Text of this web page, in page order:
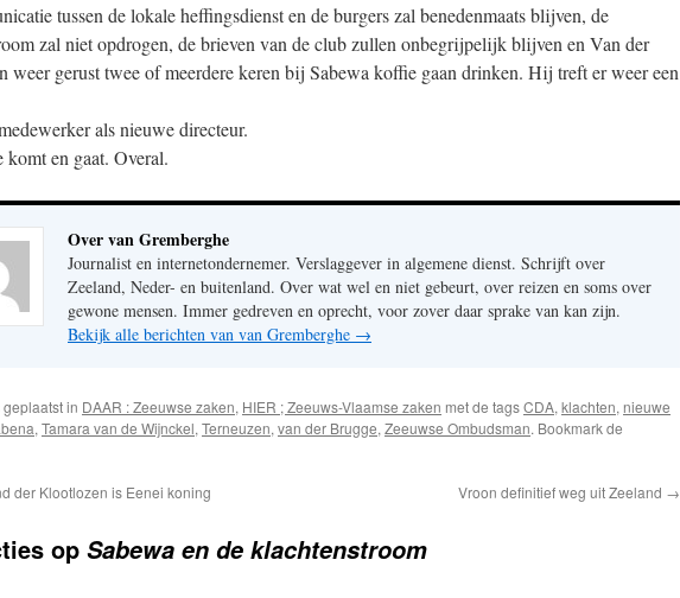
tussen de lokale heffingsdienst en de burgers zal benedenmaats blijven, de
zal niet opdrogen, de brieven van de club zullen onbegrijpelijk blijven en Van der
weer gerust twee of meerdere keren bij Sabewa koffie gaan drinken. Hij treft er weer een
als nieuwe directeur.
komt en gaat. Overal.
Over van Gremberghe
Journalist en internetondernemer. Verslaggever in algemene dienst. Schrijft over
Zeeland, Neder- en buitenland. Over wat wel en niet gebeurt, over reizen en soms over
gewone mensen. Immer gedreven en oprecht, voor zover daar sprake van kan zijn.
Bekijk alle berichten van van Gremberghe →
in DAAR : Zeeuwse zaken, HIER ; Zeeuws-Vlaamse zaken met de tagsCDA, klachten, nieuwe
, Tamara van de Wijnckel, Terneuzen, van der Brugge, Zeeuwse Ombudsman. Bookmark de
der Klootlozen is Eenei koning Vroon definitief weg uit Zeeland →
op Sabewa en de klachtenstroom